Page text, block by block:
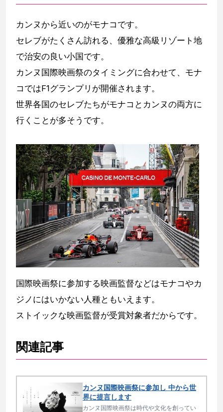
カンヌから近いのがモナコです。
セレブがたくさん訪れる、優雅な高級リゾート地
で治安の良い小国です。
カンヌ国際映画祭のタイミングに合わせて、モナ
コではF1グランプリが開催されます。
世界各国のセレブたちがモナコとカンヌの両方に
行くことが多そうです。
国際映画祭に参加する映画監督などはモナコやカ
ジノにはいかない人種ともいえます。
ストイックな映画監督が受賞対象者だからです。
関連記事
カンヌ国際映画祭に参加し 中から世
界に提言します
カンヌ国際映画祭は時代や文化を創ってい